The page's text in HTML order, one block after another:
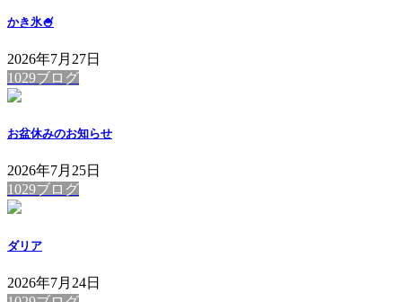
かき氷🍧
2026年7月27日
1029ブログ
お盆休みのお知らせ
2026年7月25日
1029ブログ
ダリア
2026年7月24日